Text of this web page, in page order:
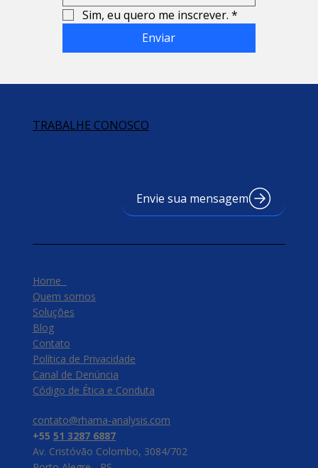
Sim, eu quero me inscrever. *
Enviar
TRABALHE CONOSCO
Envie sua mensagem
contato@rhama-analysis.com
+55 51 3287 6887
Av. Cristóvão Colombo, 3084/702
Home
Quem somos
Soluções
Blog
Contato
Política de Privacidade
Canal de Denúncia
​Código de Ética e Conduta